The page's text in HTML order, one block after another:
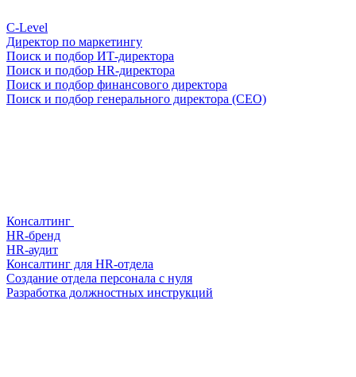
С-Level
Директор по маркетингу
Поиск и подбор ИТ-директора
Поиск и подбор HR-директора
Поиск и подбор финансового директора
Поиск и подбор генерального директора (CEO)
Консалтинг
HR-бренд
HR-аудит
Консалтинг для HR-отдела
Создание отдела персонала с нуля
Разработка должностных инструкций